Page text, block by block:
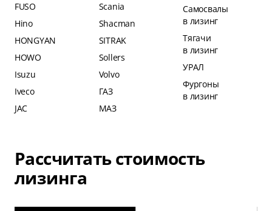
FUSO
Hino
HONGYAN
HOWO
Isuzu
Iveco
JAC
Scania
Shacman
SITRAK
Sollers
Volvo
ГАЗ
МАЗ
Самосвалы
в лизинг
Тягачи
в лизинг
УРАЛ
Фургоны
в лизинг
Рассчитать стоимость
лизинга